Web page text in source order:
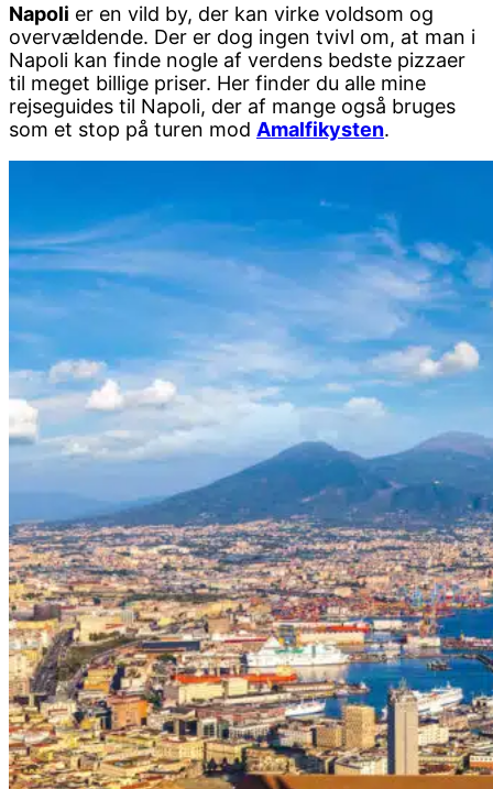
Napoli er en vild by, der kan virke voldsom og
overvældende. Der er dog ingen tvivl om, at man i
Napoli kan finde nogle af verdens bedste pizzaer
til meget billige priser. Her finder du alle mine
rejseguides til Napoli, der af mange også bruges
som et stop på turen mod Amalfikysten.